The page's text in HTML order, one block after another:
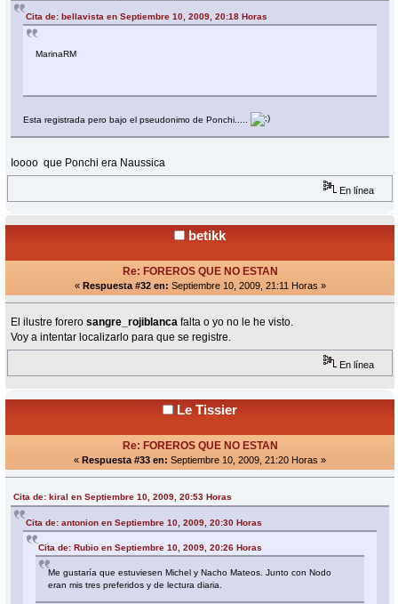
Cita de: bellavista en Septiembre 10, 2009, 20:18 Horas
MarinaRM
Esta registrada pero bajo el pseudonimo de Ponchi.....
Ioooo que Ponchi era Naussica
En línea
betikk
Re: FOREROS QUE NO ESTAN
« Respuesta #32 en: Septiembre 10, 2009, 21:11 Horas »
El ilustre forerosangre_rojiblanca falta o yo no le he visto.
Voy a intentar localizarlo para que se registre.
En línea
Le Tissier
Re: FOREROS QUE NO ESTAN
« Respuesta #33 en: Septiembre 10, 2009, 21:20 Horas »
Cita de: kiral en Septiembre 10, 2009, 20:53 Horas
Cita de: antonion en Septiembre 10, 2009, 20:30 Horas
Cita de: Rubio en Septiembre 10, 2009, 20:26 Horas
Me gustaría que estuviesen Michel y Nacho Mateos. Junto con Nodo
eran mis tres preferidos y de lectura diaria.